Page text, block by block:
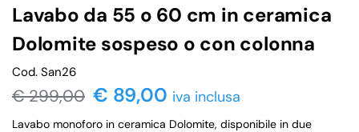
Lavabo da 55 o 60 cm in ceramica
Dolomite sospeso o con colonna
Cod. San26
€299,00 € 89,00 iva inclusa
Lavabo monoforo in ceramica Dolomite, disponibile in due